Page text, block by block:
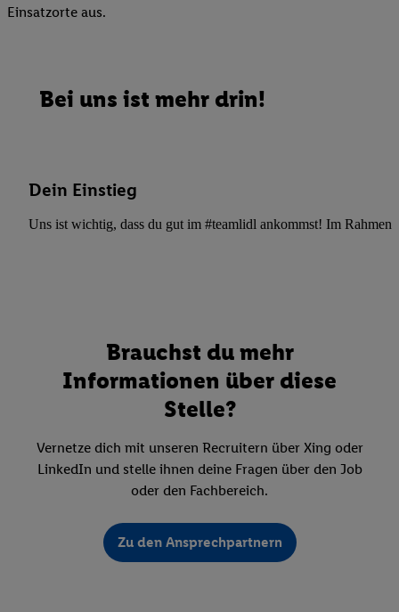
Einsatzorte aus.
Bei uns ist mehr drin!
Dein Einstieg
Uns ist wichtig, dass du gut im #teamlidl ankommst! Im Rahmen
Brauchst du mehr
Informationen über diese
Stelle?
Vernetze dich mit unseren Recruitern über Xing oder
LinkedIn und stelle ihnen deine Fragen über den Job
oder den Fachbereich.
Zu den Ansprechpartnern